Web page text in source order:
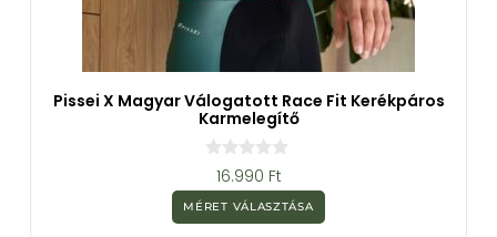
Pissei X Magyar Válogatott Race Fit Kerékpáros
Karmelegítő
z
5
16.990 Ft
MÉRET VÁLASZTÁSA